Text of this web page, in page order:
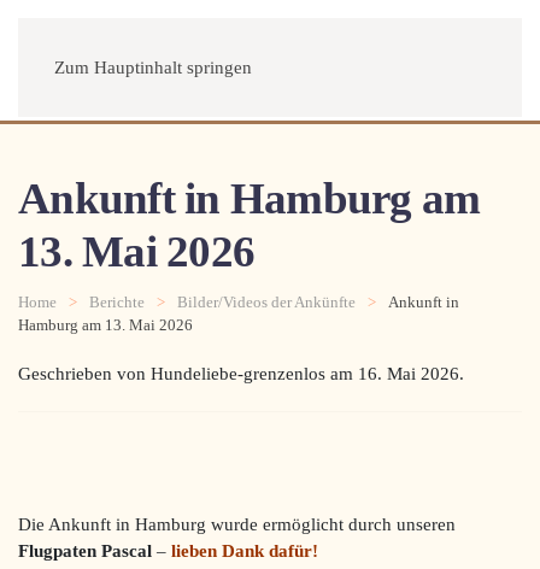
Zum Hauptinhalt springen
Menü
Ankunft in Hamburg am
13. Mai 2026
Home Berichte Bilder/Videos der Ankünfte
Ankunft in
Hamburg am 13. Mai 2026
Geschrieben von Hundeliebe-grenzenlos am 16. Mai 2026.
Die Ankunft in Hamburg wurde ermöglicht durch unseren
Flugpaten Pascal – lieben Dank dafür!